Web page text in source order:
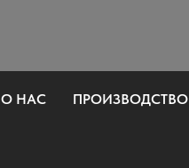
О НАС ПРОИЗВОДСТВО